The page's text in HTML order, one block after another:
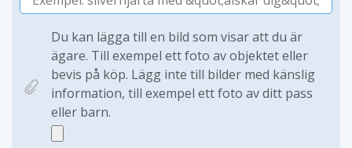
Du kan lägga till en bild som visar att du är
ägare. Till exempel ett foto av objektet eller
bevis på köp. Lägg inte till bilder med känslig
information, till exempel ett foto av ditt pass
eller barn.